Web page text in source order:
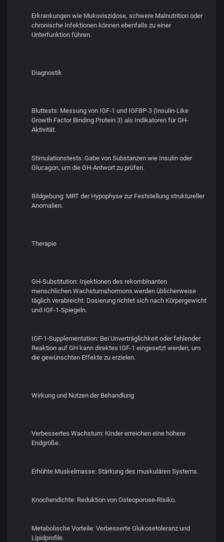
Erkrankungen wie Mukoviszidose, schwere Malnutrition oder
chronische Infektionen können ebenfalls zu einer
Unterfunktion führen.
Diagnostik
Bluttests: Messung von IGF-1 und IGFBP-3 (Insulin-Like
Growth Factor Binding Protein 3) als Indikatoren für GH-
Aktivität.
Stimulationstests: Gabe von Substanzen wie Insulin oder
Glucagon, um die GH-Antwort zu prüfen.
Bildgebung: MRT der Hypophyse zur Feststellung struktureller
Anomalien.
Therapie
GH-Substitution: Injektionen des rekombinanten
menschlichen Wachstumshormons werden üblicherweise
täglich verabreicht. Dosierung richtet sich nach Körpergewicht
und IGF-1-Spiegeln.
IGF-1-Supplementation: Bei Unverträglichkeit oder fehlender
Reaktion auf GH kann direktes IGF-1 eingesetzt werden, um
die gewünschten Effekte zu erzielen.
Wirkung und Nutzen der Behandlung
Verbessertes Wachstum: Kinder erreichen eine höhere
Endgröße.
Erhöhte Muskelmasse: Stärkung des muskulären Systems.
Knochendichte: Reduktion von Osteoporose-Risiko.
Metabolische Vorteile: Verbesserte Glukosetoleranz und
Lipidprofile.